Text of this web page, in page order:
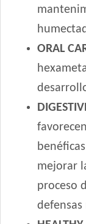
Excellent Perro
Excellent Perro
Excellent Perro
Fawna Perro
Fawna Perro
Ganacan Perro
Ganacan Perro
Gandum Perro
Gaucho Perro
Gooster Perro
ORAL
mejorar
proceso